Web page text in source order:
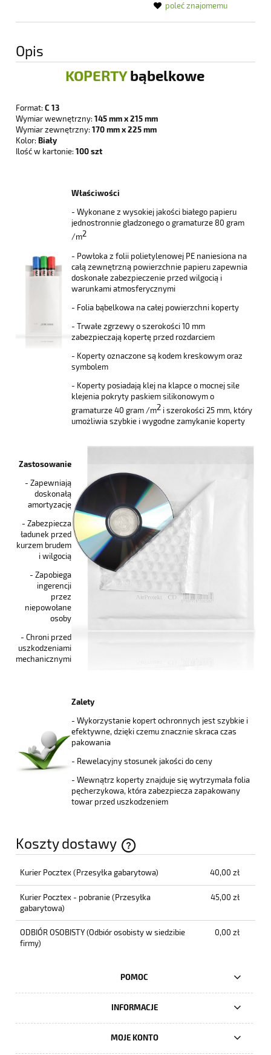
poleć znajomemu
Opis
KOPERTYbąbelkowe
Format: C 13
Wymiar wewnętrzny: 145 mm x 215 mm
Wymiar zewnętrzny: 170 mm x 225 mm
Kolor: Biały
Ilość w kartonie: 100 szt
Właściwości
- Wykonane z wysokiej jakości białego papieru
jednostronnie gładzonego o gramaturze 80 gram
/m2
- Powłoka z folii polietylenowej PE naniesiona na
całą zewnętrzną powierzchnie papieru zapewnia
doskonałe zabezpieczenie przed wilgocią i
warunkami atmosferycznymi
- Folia bąbelkowa na całej powierzchni koperty
- Trwałe zgrzewy o szerokości 10 mm
zabezpieczają kopertę przed rozdarciem
- Koperty oznaczone są kodem kreskowym oraz
symbolem
- Koperty posiadają klej na klapce o mocnej sile
klejenia pokryty paskiem silikonowym o
gramaturze 40 gram /m2 i szerokości 25 mm, który
umożliwia szybkie i wygodne zamykanie koperty
Zastosowanie
- Zapewniają
doskonałą
amortyzację
- Zabezpiecza
ładunek przed
kurzem brudem
i wilgocią
- Zapobiega
ingerencji
przez
niepowołane
osoby
- Chroni przed
uszkodzeniami
mechanicznymi
Zalety
- Wykorzystanie kopert ochronnych jest szybkie i
efektywne, dzięki czemu znacznie skraca czas
pakowania
- Rewelacyjny stosunek jakości do ceny
- Wewnątrz koperty znajduje się wytrzymała folia
pęcherzykowa, która zabezpiecza zapakowany
towar przed uszkodzeniem
Koszty dostawy
Cena nie zawiera ewentualnych kosztów płatności
Kurier Pocztex(Przesyłka gabarytowa) 40,00 zł
Kurier Pocztex - pobranie(Przesyłka
gabarytowa)
45,00 zł
ODBIÓR OSOBISTY(Odbiór osobisty w siedzibie
firmy)
0,00 zł
POMOC
INFORMACJE
MOJE KONTO